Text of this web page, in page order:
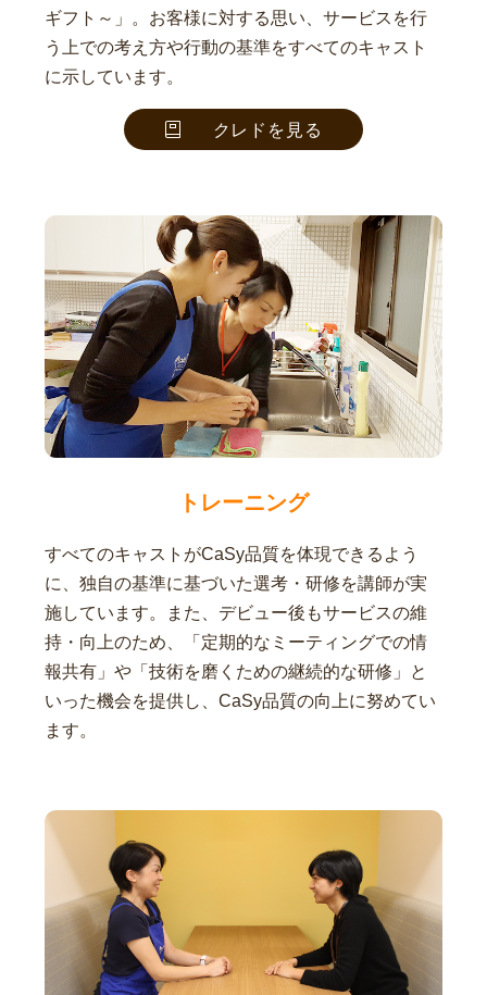
ギフト～」。お客様に対する思い、サービスを行
う上での考え方や行動の基準をすべてのキャスト
に示しています。
クレドを見る
トレーニング
すべてのキャストがCaSy品質を体現できるよう
に、独自の基準に基づいた選考・研修を講師が実
施しています。また、デビュー後もサービスの維
持・向上のため、「定期的なミーティングでの情
報共有」や「技術を磨くための継続的な研修」と
いった機会を提供し、CaSy品質の向上に努めてい
ます。